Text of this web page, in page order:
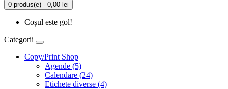
0 produs(e) - 0,00 lei
Coșul este gol!
Categorii
Copy/Print Shop
Agende (5)
Calendare (24)
Etichete diverse (4)